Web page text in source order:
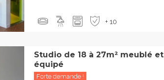
+ 10
Studio de 18 à 27m² meublé et
équipé
Forte demande !